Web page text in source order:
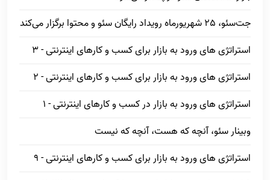
جت‌سئو، 25 شهریورماه رویداد رایگان سئو و محتوا برگزار می‌کند
استراتژی های ورود به بازار برای کسب و کارهای اینترنتی - 3
استراتژی های ورود به بازار برای کسب و کارهای اینترنتی - 2
استراتژی های ورود به بازار در کسب و کارهای اینترنتی - 1
وبینار سئو، آنچه که هست، آنچه که نیست
استراتژی های ورود به بازار برای کسب و کارهای اینترنتی - 9